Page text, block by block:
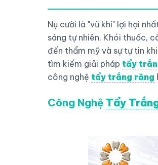
Nụ cười là "vũ khí" lợi hại
sáng tự nhiên. Khói thuốc,
đến thẩm mỹ và sự tự tin
tìm kiếm giải pháp tẩy
công nghệ tẩy trắng răng
Công Nghệ Tẩy